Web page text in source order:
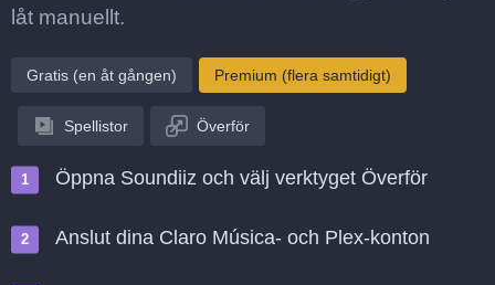
låt manuellt.
Gratis (en åt gången) Premium (flera samtidigt)
Spellistor Överför
Öppna Soundiiz och välj verktyget Överför
Anslut dina Claro Música- och Plex-konton